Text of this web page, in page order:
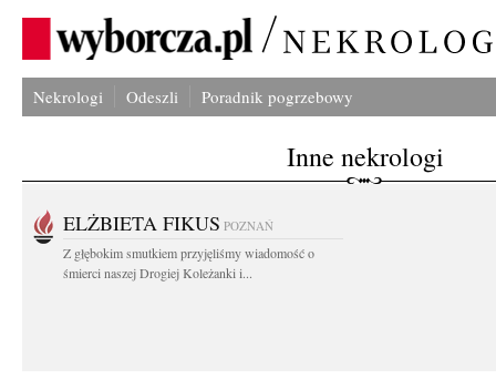
Nekrologi Odeszli Poradnik pogrzebowy
Inne nekrologi
ELŻBIETA FIKUS POZNAŃ
Z głębokim smutkiem przyjęliśmy wiadomość o
śmierci naszej Drogiej Koleżanki i...